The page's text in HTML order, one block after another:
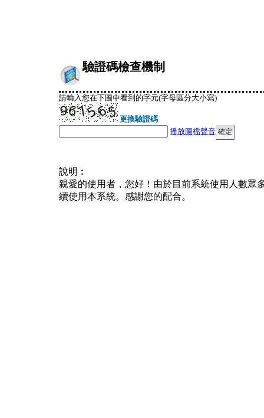
驗證碼檢查機制
請輸入您在下圖中看到的字元(字母區分大小寫)
更換驗證碼
播放圖檔聲音
說明︰
親愛的使用者，您好！由於目前系統使用人數眾
續使用本系統。感謝您的配合。